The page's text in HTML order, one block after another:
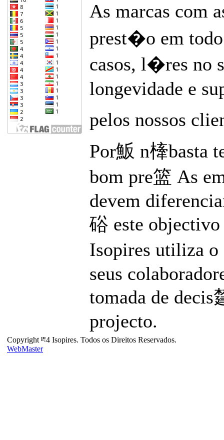
As marcas com
prest�o em
casos, l�res no
longevidade e
pelos nossos
Por魬 n㯠basta
bom pre篮 As
devem
硲 este objectivo
Isopires utiliza o
seus
tomada de
projecto.
Copyright ⰱ4 Isopires. Todos os Direitos Reservados.
WebMaster